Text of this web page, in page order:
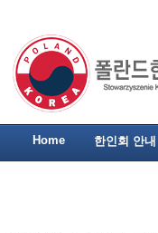
Home 한인회 안내